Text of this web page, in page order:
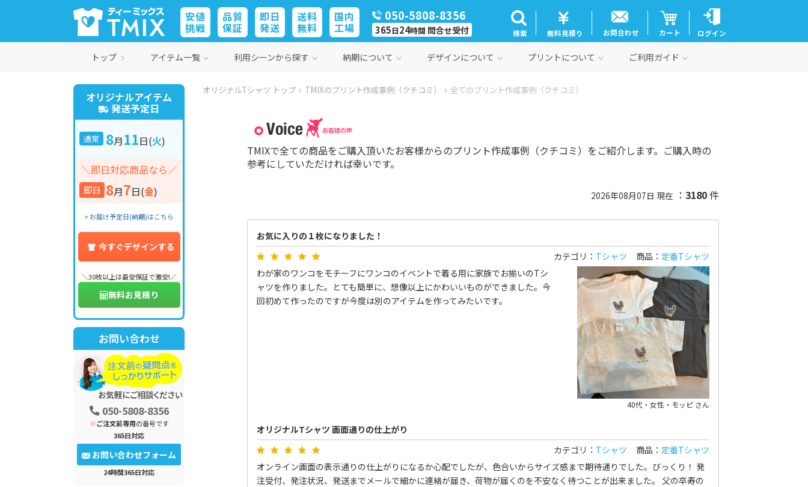
050-5808-8356
365日24時間 問合せ受付
安値
挑戦
品質
保証
即日
発送
送料
無料
国内
工場 検索 無料見積り お問合わせ カート ログイン
トップ アイテム一覧 利用シーンから探す 納期について デザインについて プリントについて ご利用ガイド
オリジナルTシャツ トップ TMIXのプリント作成事例（クチコミ） 全てのプリント作成事例（クチコミ）
TMIXで全ての商品をご購入頂いたお客様からのプリント作成事例（クチコミ）をご紹介します。ご購入時の
参考にしていただければ幸いです。
2026年08月07日 現在 ： 3180件
お気に入りの１枚になりました！
カテゴリ： Tシャツ 商品： 定番Tシャツ
わが家のワンコをモチーフにワンコのイベントで着る用に家族でお揃いのTシ
ャツを作りました。とても簡単に、想像以上にかわいいものができました。今
回初めて作ったのですが今度は別のアイテムを作ってみたいです。
40代・女性・モッピ さん
オリジナルTシャツ 画面通りの仕上がり
カテゴリ： Tシャツ 商品： 定番Tシャツ
オンライン画面の表示通りの仕上がりになるか心配でしたが、色合いからサイズ感まで期待通りでした。びっくり！ 発
注受付、発注状況、発送までメールで細かに連絡が届き、荷物が届くのを不安なく待つことが出来ました。 父の卒寿の
オリジナルアイテム
発送予定日
通常 8月11日(火)
＼即日対応商品なら／
即日 8月7日(金)
> お届け予定日(納期)はこちら
今すぐデザインする
＼30枚以上は最安保証で激安!／
無料お見積り
お問い合わせ
050-5808-8356
※ご注文前専用の番号です
365日対応
お問い合わせフォーム
24時間365日対応